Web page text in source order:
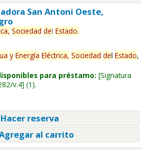
San Antoni Oeste,
Sociedad del Estado.
y Energía Eléctrica, Sociedad del Estado,
para préstamo: Signatura
v.4 (1).
reserva
al carrito